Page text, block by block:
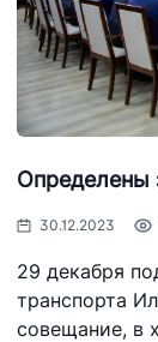
Определены
30.12.2023
29 декабря
транспорта
совещание, в